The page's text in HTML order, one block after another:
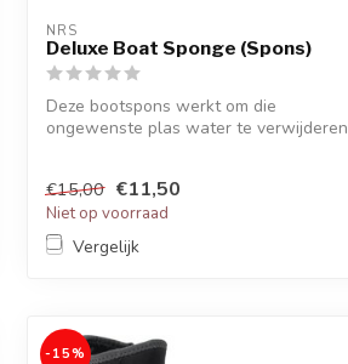
NRS
Deluxe Boat Sponge (Spons)
Deze bootspons werkt om die
ongewenste plas water te verwijderen
€15,00 €11,50
Niet op voorraad
Vergelijk
-15%